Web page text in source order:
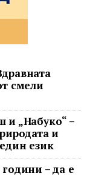
смели
и „Набуко“ –
и
език
– да е